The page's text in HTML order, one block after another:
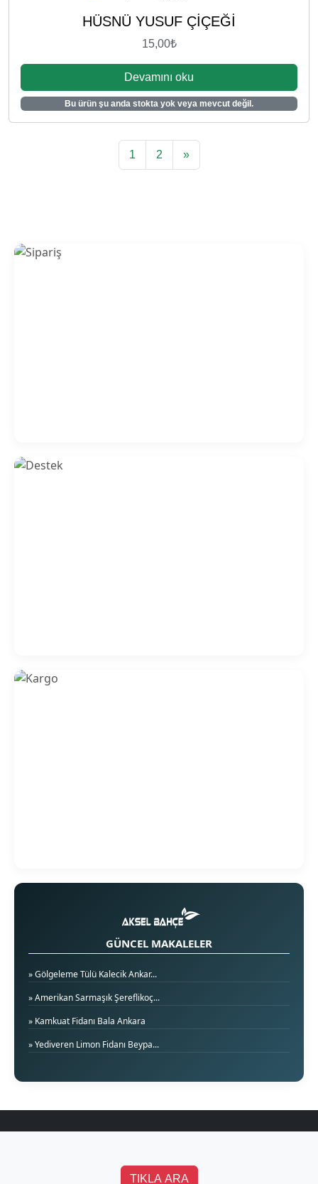
HÜSNÜ YUSUF ÇİÇEĞİ
15,00₺
Devamını oku
Bu ürün şu anda stokta yok veya mevcut değil.
1 2 »
GÜNCEL MAKALELER
» Gölgeleme Tülü Kalecik Ankar...
» Amerikan Sarmaşık Şereflikoç...
» Kamkuat Fidanı Bala Ankara
» Yediveren Limon Fidanı Beypa...
TIKLA ARA